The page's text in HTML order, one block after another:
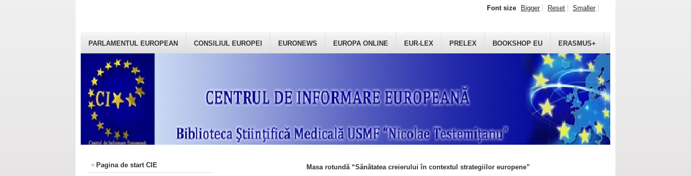
PARLAMENTUL EUROPEAN CONSILIUL EUROPEI EURONEWS EUROPA ONLINE EUR-LEX PRELEX BOOKSHOP EU ERASMUS+
Font size Bigger Reset Smaller
Pagina de start CIE
Masa rotundă “Sănătatea creierului în contextul strategiilor europene”